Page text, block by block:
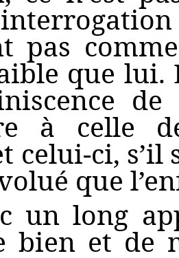
pas
que
à celle
celui-ci, s’il
que
un long
bien et de